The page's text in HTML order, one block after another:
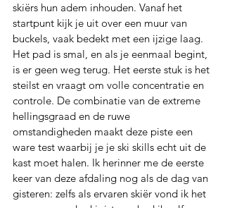
skiërs hun adem inhouden. Vanaf het
startpunt kijk je uit over een muur van
buckels, vaak bedekt met een ijzige laag.
Het pad is smal, en als je eenmaal begint,
is er geen weg terug. Het eerste stuk is het
steilst en vraagt om volle concentratie en
controle. De combinatie van de extreme
hellingsgraad en de ruwe
omstandigheden maakt deze piste een
ware test waarbij je je ski skills echt uit de
kast moet halen. Ik herinner me de eerste
keer van deze afdaling nog als de dag van
gisteren: zelfs als ervaren skiër vond ik het